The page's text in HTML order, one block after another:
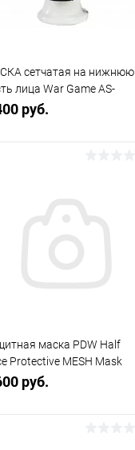
сетчатая на нижнюю
лица War Game AS-
руб.
маска PDW Half
Protective MESH Mask
BD6644AT
руб.